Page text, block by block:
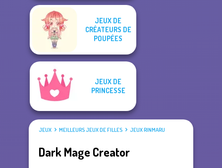
JEUX DE
CRÉATEURS DE
POUPÉES
JEUX DE
PRINCESSE
JEUX MEILLEURS JEUX DE FILLES JEUX RINMARU
Dark Mage Creator